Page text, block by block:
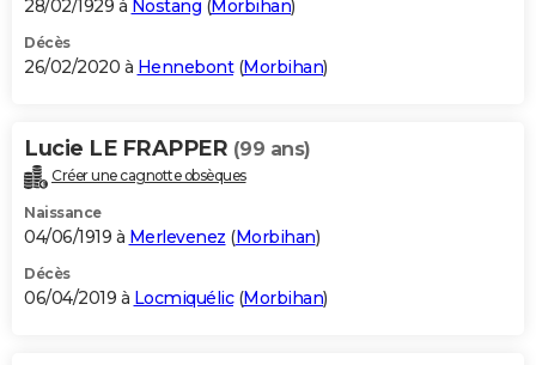
28/02/1929 à Nostang (Morbihan)
Décès
26/02/2020 à Hennebont(Morbihan)
Lucie LE FRAPPER (99 ans)
Créer une cagnotte obsèques
Naissance
04/06/1919 à Merlevenez (Morbihan)
Décès
06/04/2019 à Locmiquélic(Morbihan)